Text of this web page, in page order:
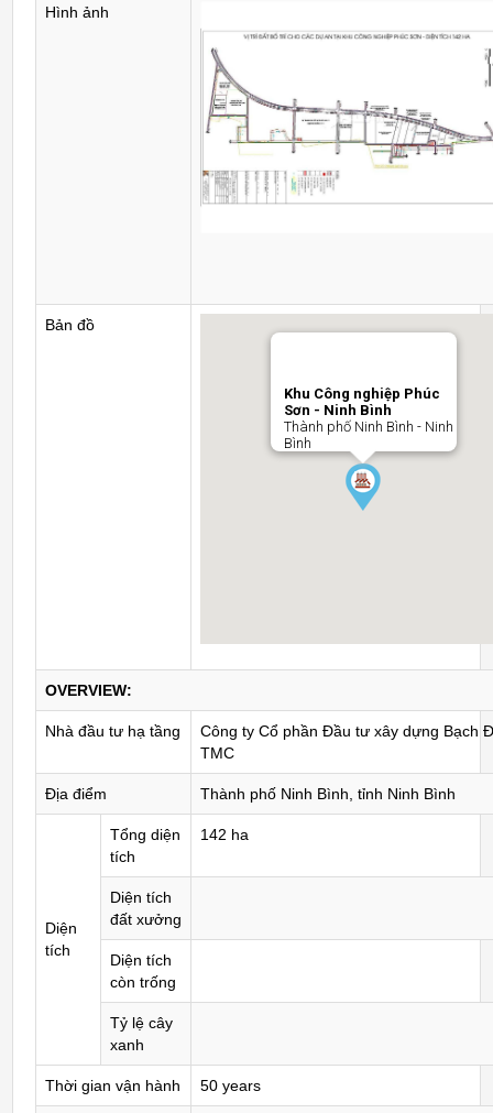
Hình ảnh
Bản đồ
Khu Công nghiệp Phúc
Sơn - Ninh Bình
Thành phố Ninh Bình - Ninh
Bình
OVERVIEW:
Nhà đầu tư hạ tầng
Công ty Cổ phần Đầu tư xây dựng Bạch
TMC
Địa điểm Thành phố Ninh Bình, tỉnh Ninh Bình
Diện
tích
Tổng diện
tích
142 ha
Diện tích
đất xưởng
Diện tích
còn trống
Tỷ lệ cây
xanh
Thời gian vận hành 50 years